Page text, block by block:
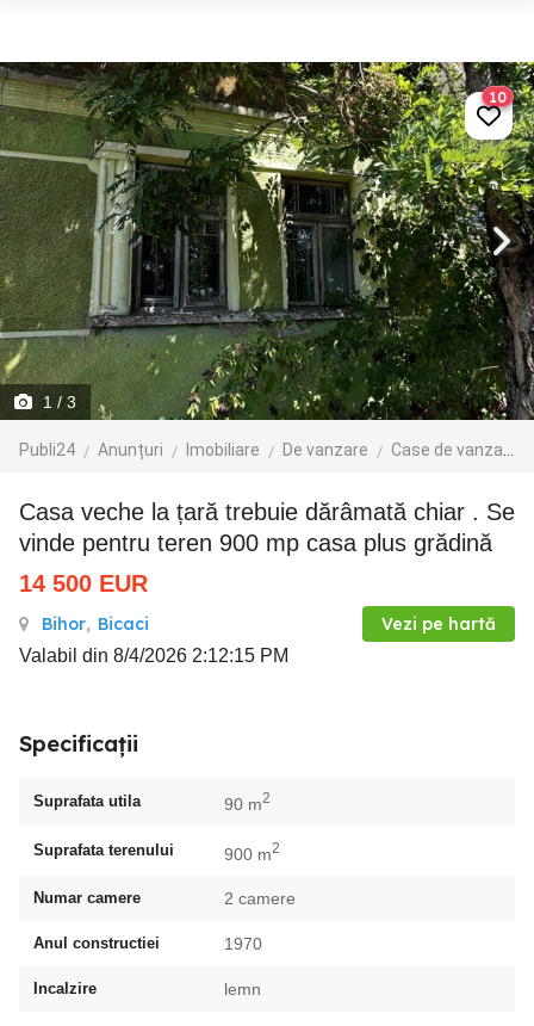
1 / 3
Publi24 Anunțuri Imobiliare De vanzare Case de vanzare
10
Casa veche la țară trebuie dărâmată chiar . Se
vinde pentru teren 900 mp casa plus grădină
14 500 EUR
Bihor, Bicaci Vezi pe hartă
Valabil din 8/4/2026 2:12:15 PM
Specificații
Suprafata utila 90 m2
Suprafata terenului 900 m2
Numar camere 2 camere
Anul constructiei 1970
Incalzire lemn